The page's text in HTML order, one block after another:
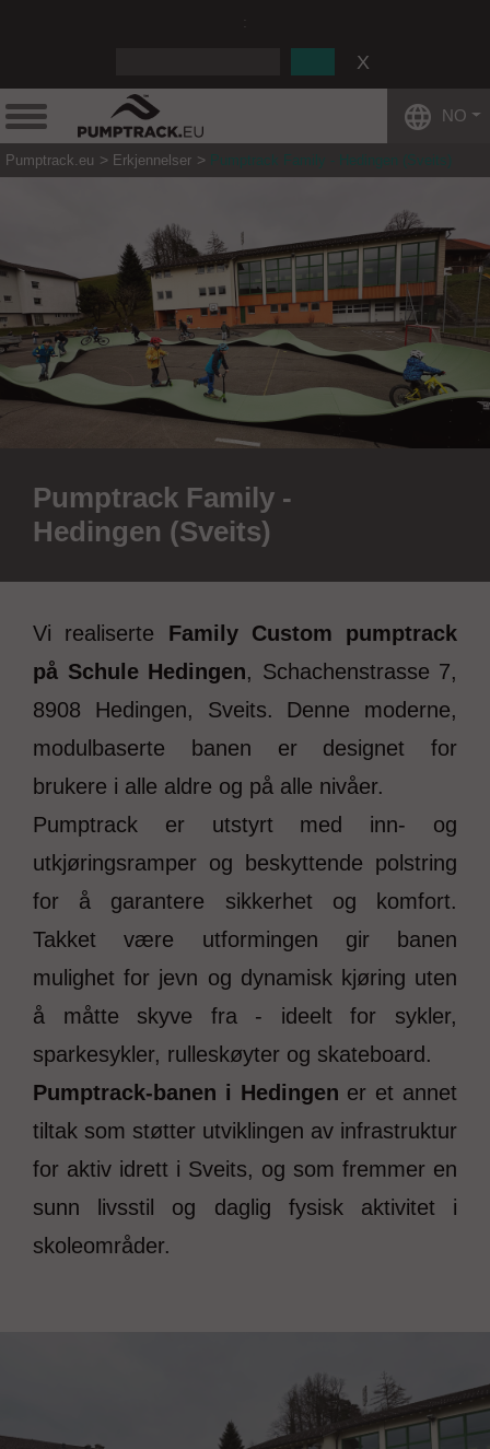
NO
Pumptrack.eu Erkjennelser Pumptrack Family - Hedingen (Sveits)
Pumptrack Family -
Hedingen (Sveits)
Vi realiserte Family Custom pumptrack
på Schule Hedingen, Schachenstrasse 7,
8908 Hedingen, Sveits. Denne moderne,
modulbaserte banen er designet for
brukere i alle aldre og på alle nivåer.
Pumptrack er utstyrt med inn- og
utkjøringsramper og beskyttende polstring
for å garantere sikkerhet og komfort.
Takket være utformingen gir banen
mulighet for jevn og dynamisk kjøring uten
å måtte skyve fra - ideelt for sykler,
sparkesykler, rulleskøyter og skateboard.
Pumptrack-banen i Hedingen er et annet
tiltak som støtter utviklingen av infrastruktur
for aktiv idrett i Sveits, og som fremmer en
sunn livsstil og daglig fysisk aktivitet i
skoleområder.